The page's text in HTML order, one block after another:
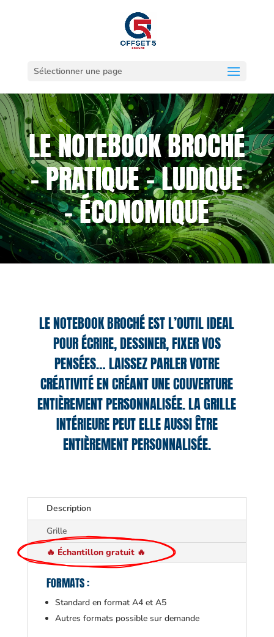
Sélectionner une page
LE NOTEBOOK BROCHÉ
– PRATIQUE – LUDIQUE
– ÉCONOMIQUE
LE NOTEBOOK BROCHÉ EST L’OUTIL IDEAL
POUR ÉCRIRE, DESSINER, FIXER VOS
PENSÉES… LAISSEZ PARLER VOTRE
CRÉATIVITÉ EN CRÉANT UNE COUVERTURE
ENTIÈREMENT PERSONNALISÉE. LA GRILLE
INTÉRIEURE PEUT ELLE AUSSI ÊTRE
ENTIÈREMENT PERSONNALISÉE.
Description
Grille
🔥 Échantillon gratuit 🔥
FORMATS :
Standard en format A4 et A5
Autres formats possible sur demande